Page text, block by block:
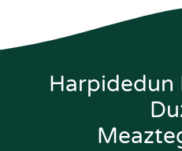
Harpidedun